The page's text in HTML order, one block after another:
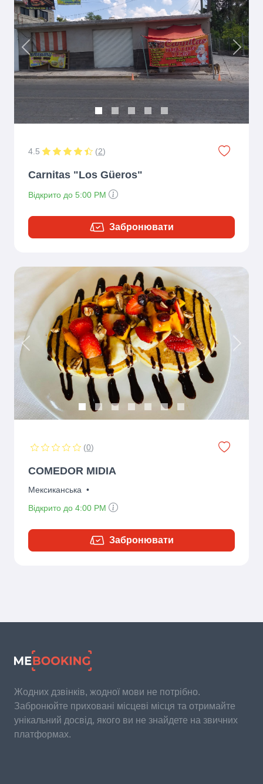
Previous Next
4.5 (2)
Carnitas "Los Güeros"
Відкрито до 5:00 PM
Забронювати
Previous Next
(0)
COMEDOR MIDIA
Мексиканська •
Відкрито до 4:00 PM
Забронювати
Жодних дзвінків, жодної мови не потрібно.
Забронюйте приховані місцеві місця та отримайте
унікальний досвід, якого ви не знайдете на звичних
платформах.